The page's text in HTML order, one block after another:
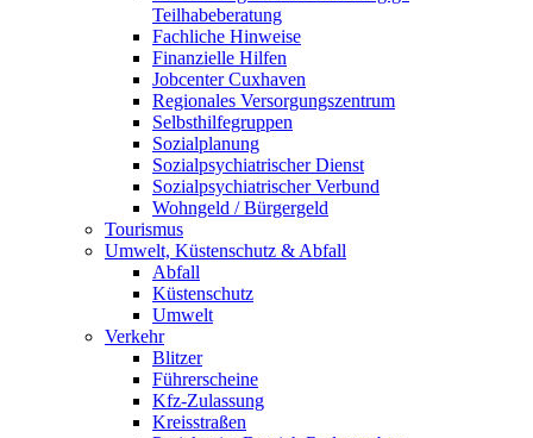
Teilhabeberatung
Fachliche Hinweise
Finanzielle Hilfen
Jobcenter Cuxhaven
Regionales Versorgungszentrum
Selbsthilfegruppen
Sozialplanung
Sozialpsychiatrischer Dienst
Sozialpsychiatrischer Verbund
Wohngeld / Bürgergeld
Tourismus
Umwelt, Küstenschutz & Abfall
Abfall
Küstenschutz
Umwelt
Verkehr
Blitzer
Führerscheine
Kfz-Zulassung
Kreisstraßen